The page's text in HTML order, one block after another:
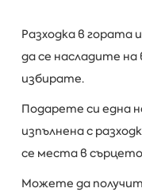
Разходка в гората
да се насладите на
избирате.
Подарете си една
изпълнена с
се места в
Можете да